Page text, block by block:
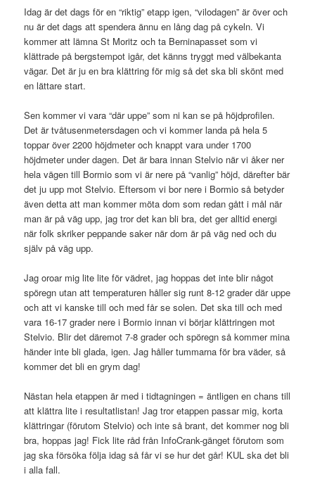
Idag är det dags för en “riktig” etapp igen, “vilodagen” är över och
nu är det dags att spendera ännu en lång dag på cykeln. Vi
kommer att lämna St Moritz och ta Berninapasset som vi
klättrade på bergstempot igår, det känns tryggt med välbekanta
vägar. Det är ju en bra klättring för mig så det ska bli skönt med
en lättare start.
Sen kommer vi vara “där uppe” som ni kan se på höjdprofilen.
Det är tvåtusenmetersdagen och vi kommer landa på hela 5
toppar över 2200 höjdmeter och knappt vara under 1700
höjdmeter under dagen. Det är bara innan Stelvio när vi åker ner
hela vägen till Bormio som vi är nere på “vanlig” höjd, därefter bär
det ju upp mot Stelvio. Eftersom vi bor nere i Bormio så betyder
även detta att man kommer möta dom som redan gått i mål när
man är på väg upp, jag tror det kan bli bra, det ger alltid energi
när folk skriker peppande saker när dom är på väg ned och du
själv på väg upp.
Jag oroar mig lite lite för vädret, jag hoppas det inte blir något
spöregn utan att temperaturen håller sig runt 8-12 grader där uppe
och att vi kanske till och med får se solen. Det ska till och med
vara 16-17 grader nere i Bormio innan vi börjar klättringen mot
Stelvio. Blir det däremot 7-8 grader och spöregn så kommer mina
händer inte bli glada, igen. Jag håller tummarna för bra väder, så
kommer det bli en grym dag!
Nästan hela etappen är med i tidtagningen = äntligen en chans till
att klättra lite i resultatlistan! Jag tror etappen passar mig, korta
klättringar (förutom Stelvio) och inte så brant, det kommer nog bli
bra, hoppas jag! Fick lite råd från InfoCrank-gänget förutom som
jag ska försöka följa idag så får vi se hur det går! KUL ska det bli
i alla fall.